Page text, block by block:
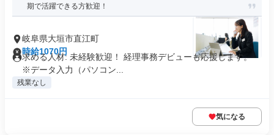
期で活躍できる方歓迎！
岐阜県大垣市直江町
時給1070円
求める人材: 未経験歓迎！ 経理事務デビューも応援します。
※データ入力（パソコン...
残業なし
気になる